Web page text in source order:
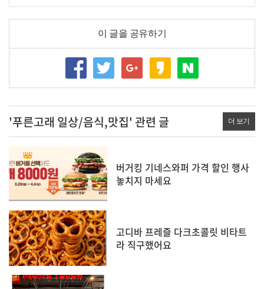
이 글을 공유하기
'푸른고래 일상/음식,맛집' 관련 글 더 보기
버거킹 기네스와퍼 가격 할인 행사
놓치지 마세요
고디바 프레즐 다크초콜릿 비타트
라 직구했어요